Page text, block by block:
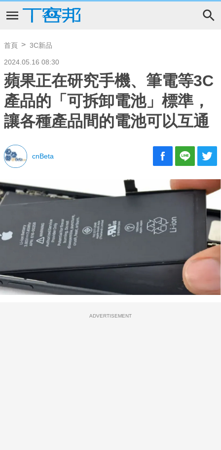
首頁 3C新品
2024.05.16 08:30
蘋果正在研究手機、筆電等3C
產品的「可拆卸電池」標準，
讓各種產品間的電池可以互通
cnBeta
ADVERTISEMENT